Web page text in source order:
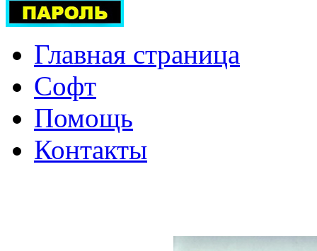
Главная страница
Софт
Помощь
Контакты